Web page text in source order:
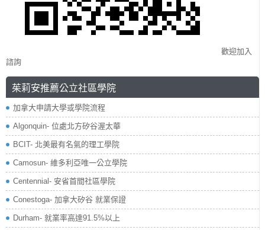
歡迎加入
諮詢
茱莉安推薦公立社區學院
加拿大申請大學或學院流程
Algonquin- 位處北方矽谷渥太華
BCIT- 北美最有名氣的理工學院
Camosun- 維多利亞唯一公立學院
Centennial- 安省首間社區學院
Conestoga- 加拿大矽谷 就業保證
Durham- 就業率高達91.5%以上